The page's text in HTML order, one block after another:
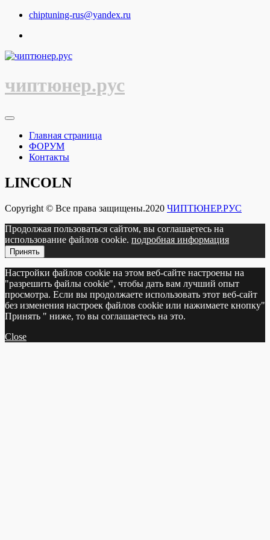
Перейти
содержимому
chiptuning-rus@yandex.ru
чиптюнер.рус
Главная страница
ФОРУМ
Контакты
LINCOLN
Copyright © Все права защищены.2020 ЧИПТЮНЕР.РУС
Продолжая пользоваться сайтом, вы соглашаетесь на
использование файлов cookie. подробная информация
Принять
Настройки файлов cookie на этом веб-сайте настроены на
"разрешить файлы cookie", чтобы дать вам лучший опыт
просмотра. Если вы продолжаете использовать этот веб-сайт
без изменения настроек файлов cookie или нажимаете кнопку"
Принять " ниже, то вы соглашаетесь на это.
Close